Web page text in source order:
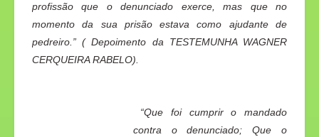
profissão que o denunciado exerce, mas que no
momento da sua prisão estava como ajudante de
pedreiro.” ( Depoimento da TESTEMUNHA WAGNER
CERQUEIRA RABELO).
“Que foi cumprir o mandado
contra o denunciado; Que o